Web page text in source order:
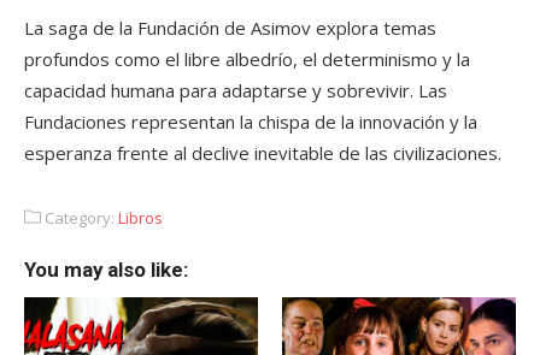
La saga de la Fundación de Asimov explora temas
profundos como el libre albedrío, el determinismo y la
capacidad humana para adaptarse y sobrevivir. Las
Fundaciones representan la chispa de la innovación y la
esperanza frente al declive inevitable de las civilizaciones.
Category: Libros
You may also like: